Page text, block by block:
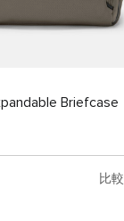
Briefcase
比較